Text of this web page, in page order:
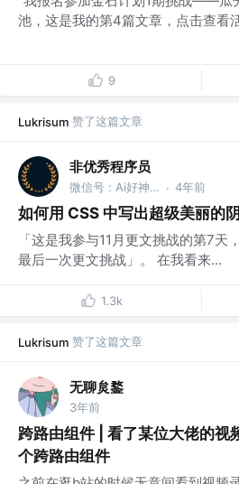
池，这是我的第4篇文章，点击查看
9
Lukrisum 赞了这篇文章
非优秀程序员
微信号 : Ai好神器 @alibaba · 4年前
如何用 CSS 中写出超级美丽的
「这是我参与11月更文挑战的第7天
最后一次更文挑战」。 在我看来...
1.3k
Lukrisum 赞了这篇文章
无聊炱鍪
3年前
跨路由组件 | 看了某位大佬的视
个跨路由组件